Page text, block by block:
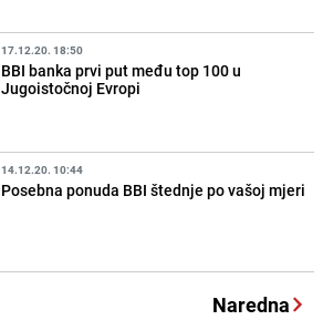
17.12.20. 18:50
BBI banka prvi put među top 100 u
Jugoistočnoj Evropi
14.12.20. 10:44
Posebna ponuda BBI štednje po vašoj mjeri
Naredna